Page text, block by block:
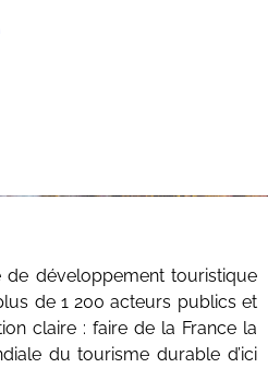
de développement touristique
de 1 200 acteurs publics et
claire : faire de la France la
du tourisme durable d’ici